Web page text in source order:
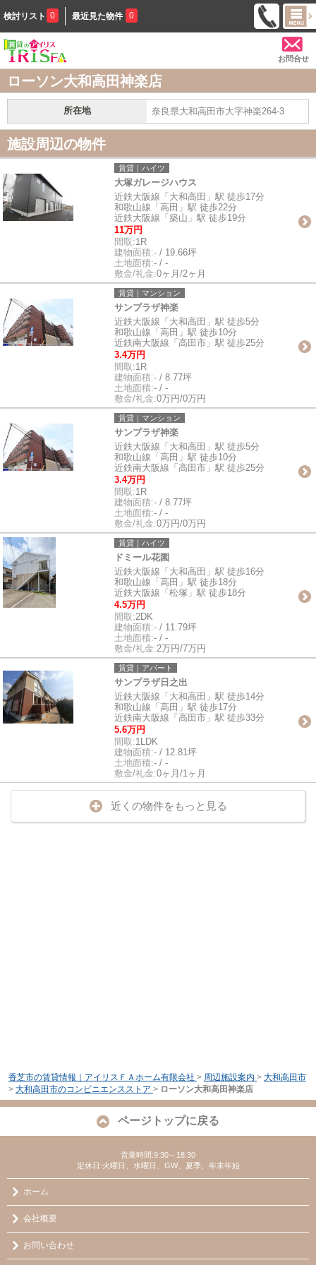
検討リスト 0 最近見た物件 0
お問合せ
ローソン大和高田神楽店
所在地 奈良県大和高田市大字神楽264-3
施設周辺の物件
賃貸｜ハイツ
大塚ガレージハウス
近鉄大阪線「大和高田」駅 徒歩17分
和歌山線「高田」駅 徒歩22分
近鉄大阪線「築山」駅 徒歩19分
11万円
間取:1R
建物面積:- / 19.66坪
土地面積:- / -
敷金/礼金:0ヶ月/2ヶ月
賃貸｜マンション
サンプラザ神楽
近鉄大阪線「大和高田」駅 徒歩5分
和歌山線「高田」駅 徒歩10分
近鉄南大阪線「高田市」駅 徒歩25分
3.4万円
間取:1R
建物面積:- / 8.77坪
土地面積:- / -
敷金/礼金:0万円/0万円
賃貸｜マンション
サンプラザ神楽
近鉄大阪線「大和高田」駅 徒歩5分
和歌山線「高田」駅 徒歩10分
近鉄南大阪線「高田市」駅 徒歩25分
3.4万円
間取:1R
建物面積:- / 8.77坪
土地面積:- / -
敷金/礼金:0万円/0万円
賃貸｜ハイツ
ドミール花園
近鉄大阪線「大和高田」駅 徒歩16分
和歌山線「高田」駅 徒歩18分
近鉄大阪線「松塚」駅 徒歩18分
4.5万円
間取:2DK
建物面積:- / 11.79坪
土地面積:- / -
敷金/礼金:2万円/7万円
賃貸｜アパート
サンプラザ日之出
近鉄大阪線「大和高田」駅 徒歩14分
和歌山線「高田」駅 徒歩17分
近鉄南大阪線「高田市」駅 徒歩33分
5.6万円
間取:1LDK
建物面積:- / 12.81坪
土地面積:- / -
敷金/礼金:0ヶ月/1ヶ月
近くの物件をもっと見る
香芝市の賃貸情報｜アイリスＦＡホーム有限会社 > 周辺施設案内 > 大和高田市
> 大和高田市のコンビニエンスストア > ローソン大和高田神楽店
ページトップに戻る
営業時間:9:30～18:30
定休日:火曜日、水曜日、GW、夏季、年末年始
ホーム
会社概要
お問い合わせ